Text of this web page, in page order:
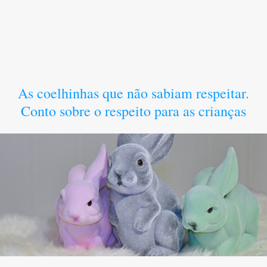
As coelhinhas que não sabiam respeitar.
Conto sobre o respeito para as crianças